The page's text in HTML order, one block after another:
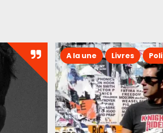
A la une Livres